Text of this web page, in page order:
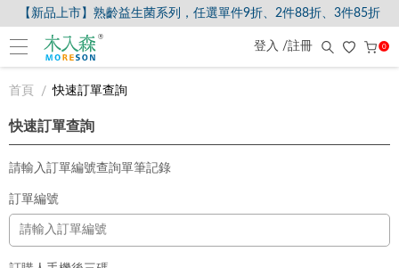
【新品上市】熟齡益生菌系列，任選單件9折、2件88折、3件85折
登入 /註冊 0
首頁 快速訂單查詢
快速訂單查詢
請輸入訂單編號查詢單筆記錄
訂單編號